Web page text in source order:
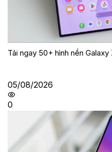
Tải ngay 50+ hình nền
05/08/2026
0